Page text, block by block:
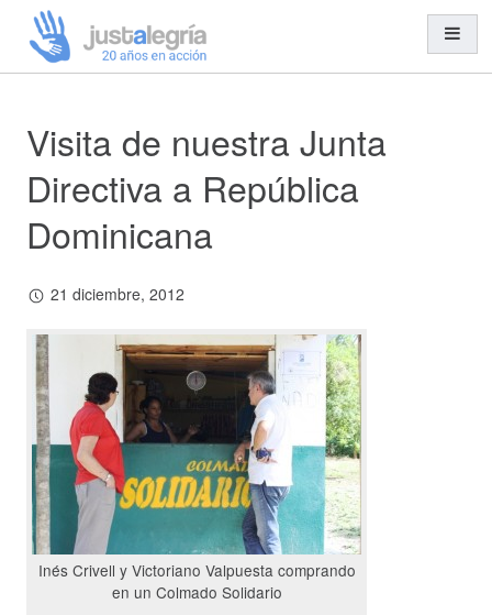
Misión y Visión
Organización y Equipo
Transparencia
Entidades Solidarias
Trabajo en Red
Cooperación al Desarrollo
Ayuda Humanitaria
Acción Social
Educación para el Desarrollo
Hazte socio
Entidades solidarias
Visita de nuestra Junta
Directiva a República
Dominicana
21 diciembre, 2012
Inés Crivell y Victoriano Valpuesta comprando
en un Colmado Solidario